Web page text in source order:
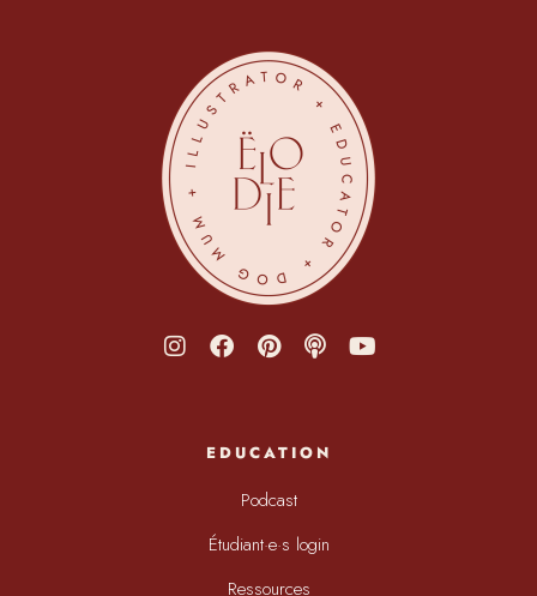
EDUCATION
Podcast
Étudiant·e·s login
Ressources